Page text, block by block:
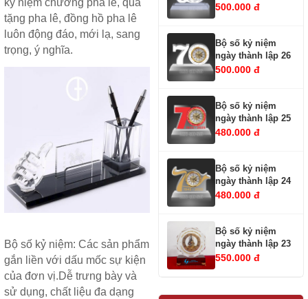
kỷ niệm chương pha lê, quà
tặng pha lê, đồng hồ pha lê
luôn động đáo, mới lạ, sang
trọng, ý nghĩa.
Bộ số kỷ niệm: Các sản phẩm
gắn liền với dấu mốc sự kiện
của đơn vị.Dễ trưng bày và
sử dụng, chất liệu đa dạng
500.000 đ
Bộ số kỷ niệm
ngày thành lập 26
500.000 đ
Bộ số kỷ niệm
ngày thành lập 25
480.000 đ
Bộ số kỷ niệm
ngày thành lập 24
480.000 đ
Bộ số kỷ niệm
ngày thành lập 23
550.000 đ